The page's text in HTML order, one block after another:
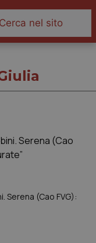
Serena (Cao FVG):